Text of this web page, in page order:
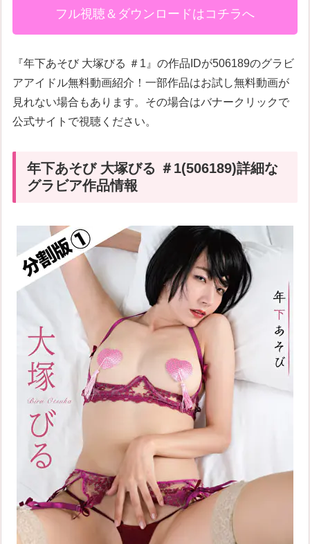
フル視聴＆ダウンロードはコチラへ
『年下あそび 大塚びる ＃1』の作品IDが506189のグラビ
アアイドル無料動画紹介！一部作品はお試し無料動画が
見れない場合もあります。その場合はバナークリックで
公式サイトで視聴ください。
年下あそび 大塚びる ＃1(506189)詳細な
グラビア作品情報